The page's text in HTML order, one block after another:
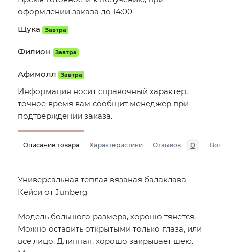
оформлении заказа до 14:00
Щука
Завтра
Филион Завтра
Афимолл Завтра
Информация носит справочный характер,
точное время вам сообщит менеджер при
подтверждении заказа.
Описание товара Характеристики Отзывов 0
Универсальная теплая вязаная балаклава
Кейси от Junberg
Модель большого размера, хорошо тянется.
Можно оставить открытыми только глаза, или
все лицо. Длинная, хорошо закрывает шею.